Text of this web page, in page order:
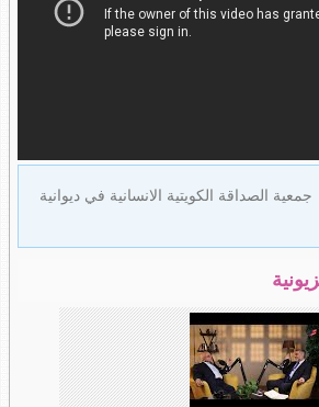
جمعية الصداقة الكويتية الانسانية في ديوانية